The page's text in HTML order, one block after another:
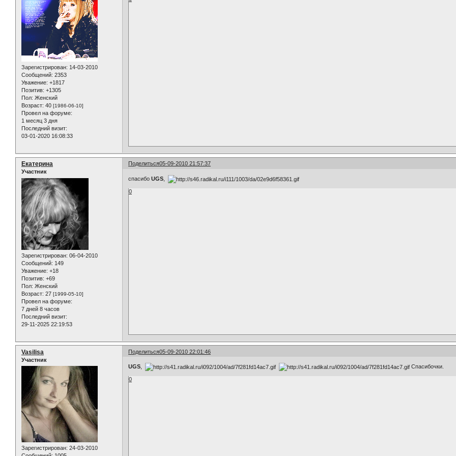
Зарегистрирован: 14-03-2010
Сообщений: 2353
Уважение: +1817
Позитив: +1305
Пол: Женский
Возраст: 40 [1986-06-10]
Провел на форуме:
1 месяц 3 дня
Последний визит:
03-01-2020 16:08:33
Поделиться05-09-2010 21:57:37
Екатерина
Участник
Зарегистрирован: 06-04-2010
Сообщений: 149
Уважение: +18
Позитив: +69
Пол: Женский
Возраст: 27 [1999-05-10]
Провел на форуме:
7 дней 8 часов
Последний визит:
29-11-2025 22:19:53
спасибоUGS
0
Поделиться05-09-2010 22:01:46
Vasilisa
Участник
Зарегистрирован: 24-03-2010
UGS Спасибочки.
0